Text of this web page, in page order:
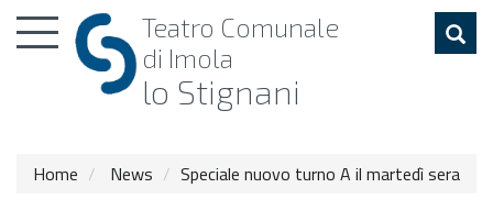
Toggle
navigation
Teatro Comunale
di Imola
lo Stignani
Home News Speciale nuovo turno A il martedì sera